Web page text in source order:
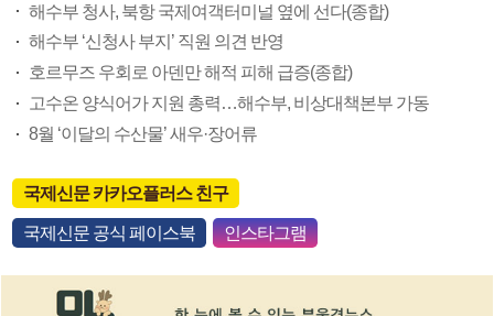
해수부 청사, 북항 국제여객터미널 옆에 선다(종합)
해수부 ‘신청사 부지’ 직원 의견 반영
호르무즈 우회로 아덴만 해적 피해 급증(종합)
고수온 양식어가 지원 총력…해수부, 비상대책본부 가동
8월 ‘이달의 수산물’ 새우·장어류
국제신문 카카오플러스 친구
국제신문 공식 페이스북 인스타그램